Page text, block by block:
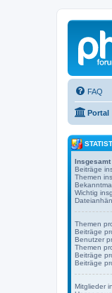
FAQ
Portal
Insgesamt
Beiträge
Themen
Wichtig
Themen
Beiträge
Benutzer
Themen
Beiträge
Beiträge
Mitglieder